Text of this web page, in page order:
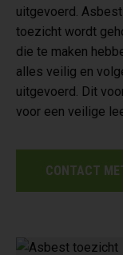
uitgevoerd.
toezicht wordt
die te maken
alles veilig en
uitgevoerd. Dit
voor een veilige
CONTACT